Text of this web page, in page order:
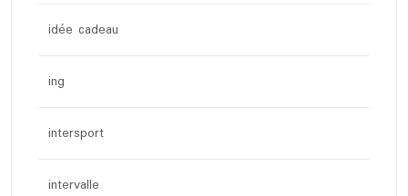
idée cadeau
ing
intersport
intervalle